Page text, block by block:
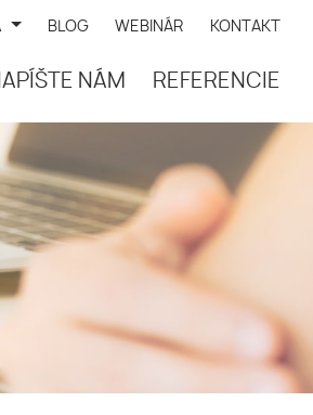
BLOG WEBINÁR KONTAKT
NÁM REFERENCIE